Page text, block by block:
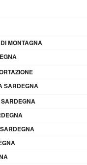
MONTAGNA
SARDEGNA